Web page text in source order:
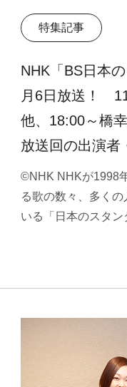
特集記事
NHK「BS日本
月6日放送！
他、18:00～橋
放送回の出演者
©NHK NHKが1998
る歌の数々、多く
いる「日本のスタ